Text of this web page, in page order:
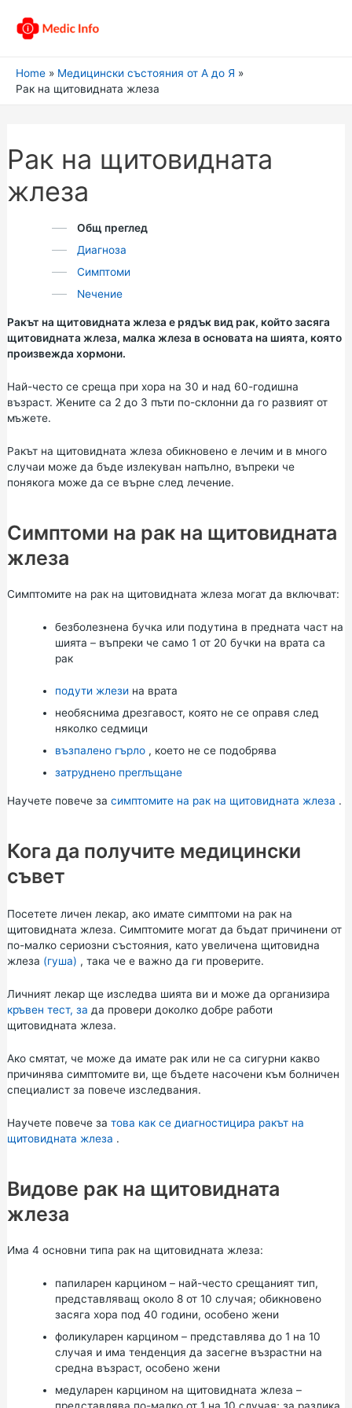
Home
Медицински състояния от А до Я
Рак на щитовидната жлеза
Рак на щитовидната
жлеза
Общ преглед
Диагноза
Симптоми
Nечение
Ракът на щитовидната жлеза е рядък вид рак, който засяга
щитовидната жлеза, малка жлеза в основата на шията, която
произвежда хормони.
Най-често се среща при хора на 30 и над 60-годишна
възраст. Жените са 2 до 3 пъти по-склонни да го развият от
мъжете.
Ракът на щитовидната жлеза обикновено е лечим и в много
случаи може да бъде излекуван напълно, въпреки че
понякога може да се върне след лечение.
Симптоми на рак на щитовидната
жлеза
Симптомите на рак на щитовидната жлеза могат да включват:
безболезнена бучка или подутина в предната част на
шията – въпреки че само 1 от 20 бучки на врата са
рак
подути жлези на врата
необяснима дрезгавост, която не се оправя след
няколко седмици
възпалено гърло, което не се подобрява
затруднено преглъщане
Научете повече за симптомите на рак на щитовидната жлеза .
Кога да получите медицински
съвет
Посетете личен лекар, ако имате симптоми на рак на
щитовидната жлеза. Симптомите могат да бъдат причинени от
по-малко сериозни състояния, като увеличена щитовидна
жлеза (гуша) , така че е важно да ги проверите.
Личният лекар ще изследва шията ви и може да организира
кръвен тест, за да провери доколко добре работи
щитовидната жлеза.
Ако смятат, че може да имате рак или не са сигурни какво
причинява симптомите ви, ще бъдете насочени към болничен
специалист за повече изследвания.
Научете повече за това как се диагностицира ракът на
щитовидната жлеза .
Видове рак на щитовидната
жлеза
Има 4 основни типа рак на щитовидната жлеза:
папиларен карцином – най-често срещаният тип,
представляващ около 8 от 10 случая; обикновено
засяга хора под 40 години, особено жени
фоликуларен карцином – представлява до 1 на 10
случая и има тенденция да засегне възрастни на
средна възраст, особено жени
медуларен карцином на щитовидната жлеза –
представлява по-малко от 1 на 10 случая; за разлика